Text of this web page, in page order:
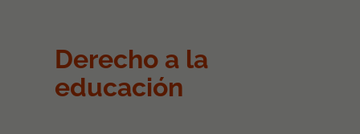
Derecho a la
educación